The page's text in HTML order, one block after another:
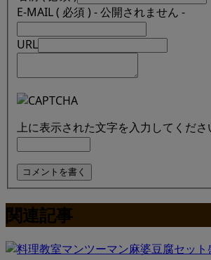
E-MAIL ( 必須 ) - 公開されません -
URL
上に表示された文字を入力してくださ
関連記事